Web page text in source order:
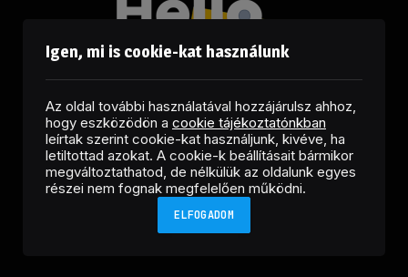
FacebookLinkedInX
(Twitter)
RSS
Copyright © 2026 Helló Sajtó! Üzleti Sajtószolgálat
Igen, mi is cookie-kat használunk
Az oldal további használatával hozzájárulsz ahhoz,
hogy eszközödön a cookie tájékoztatónkban
leírtak szerint cookie-kat használjunk, kivéve, ha
letiltottad azokat. A cookie-k beállításait bármikor
megváltoztathatod, de nélkülük az oldalunk egyes
részei nem fognak megfelelően működni.
ELFOGADOM